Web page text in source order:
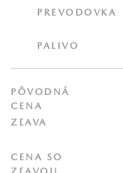
PREVODOVKA
PALIVO
PÔVODNÁ
CENA
ZĽAVA
CENA SO